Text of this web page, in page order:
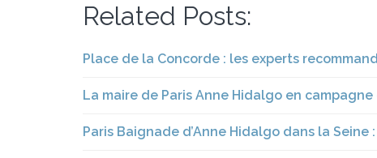
Related Posts:
Place de la Concorde : les experts
La maire de Paris Anne Hidalgo en
Paris Baignade d’Anne Hidalgo dans la